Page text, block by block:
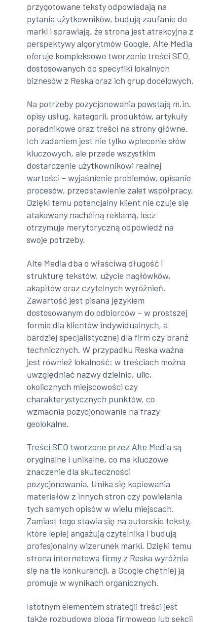
przygotowane teksty odpowiadają na
pytania użytkowników, budują zaufanie do
marki i sprawiają, że strona jest atrakcyjna z
perspektywy algorytmów Google. Alte Media
oferuje kompleksowe tworzenie treści SEO,
dostosowanych do specyfiki lokalnych
biznesów z Reska oraz ich grup docelowych.
Na potrzeby pozycjonowania powstają m.in.
opisy usług, kategorii, produktów, artykuły
poradnikowe oraz treści na strony główne.
Ich zadaniem jest nie tylko wplecenie słów
kluczowych, ale przede wszystkim
dostarczenie użytkownikowi realnej
wartości – wyjaśnienie problemów, opisanie
procesów, przedstawienie zalet współpracy.
Dzięki temu potencjalny klient nie czuje się
atakowany nachalną reklamą, lecz
otrzymuje merytoryczną odpowiedź na
swoje potrzeby.
Alte Media dba o właściwą długość i
strukturę tekstów, użycie nagłówków,
akapitów oraz czytelnych wyróżnień.
Zawartość jest pisana językiem
dostosowanym do odbiorców – w prostszej
formie dla klientów indywidualnych, a
bardziej specjalistycznej dla firm czy branż
technicznych. W przypadku Reska ważna
jest również lokalność: w treściach można
uwzględniać nazwy dzielnic, ulic,
okolicznych miejscowości czy
charakterystycznych punktów, co
wzmacnia pozycjonowanie na frazy
geolokalne.
Treści SEO tworzone przez Alte Media są
oryginalne i unikalne, co ma kluczowe
znaczenie dla skuteczności
pozycjonowania. Unika się kopiowania
materiałów z innych stron czy powielania
tych samych opisów w wielu miejscach.
Zamiast tego stawia się na autorskie teksty,
które lepiej angażują czytelnika i budują
profesjonalny wizerunek marki. Dzięki temu
strona internetowa firmy z Reska wyróżnia
się na tle konkurencji, a Google chętniej ją
promuje w wynikach organicznych.
Istotnym elementem strategii treści jest
także rozbudowa bloga firmowego lub sekcji